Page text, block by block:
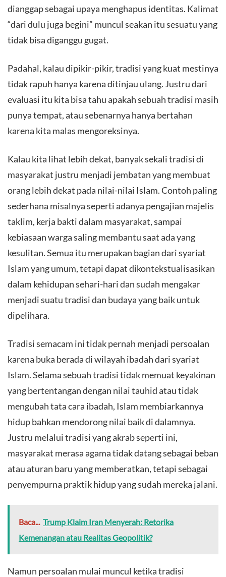
dianggap sebagai upaya menghapus identitas. Kalimat
“dari dulu juga begini” muncul seakan itu sesuatu yang
tidak bisa diganggu gugat.
Padahal, kalau dipikir-pikir, tradisi yang kuat mestinya
tidak rapuh hanya karena ditinjau ulang. Justru dari
evaluasi itu kita bisa tahu apakah sebuah tradisi masih
punya tempat, atau sebenarnya hanya bertahan
karena kita malas mengoreksinya.
Kalau kita lihat lebih dekat, banyak sekali tradisi di
masyarakat justru menjadi jembatan yang membuat
orang lebih dekat pada nilai-nilai Islam. Contoh paling
sederhana misalnya seperti adanya pengajian majelis
taklim, kerja bakti dalam masyarakat, sampai
kebiasaan warga saling membantu saat ada yang
kesulitan. Semua itu merupakan bagian dari syariat
Islam yang umum, tetapi dapat dikontekstualisasikan
dalam kehidupan sehari-hari dan sudah mengakar
menjadi suatu tradisi dan budaya yang baik untuk
dipelihara.
Tradisi semacam ini tidak pernah menjadi persoalan
karena buka berada di wilayah ibadah dari syariat
Islam. Selama sebuah tradisi tidak memuat keyakinan
yang bertentangan dengan nilai tauhid atau tidak
mengubah tata cara ibadah, Islam membiarkannya
hidup bahkan mendorong nilai baik di dalamnya.
Justru melalui tradisi yang akrab seperti ini,
masyarakat merasa agama tidak datang sebagai beban
atau aturan baru yang memberatkan, tetapi sebagai
penyempurna praktik hidup yang sudah mereka jalani.
Baca... Trump Klaim Iran Menyerah: Retorika
Kemenangan atau Realitas Geopolitik?
Namun persoalan mulai muncul ketika tradisi